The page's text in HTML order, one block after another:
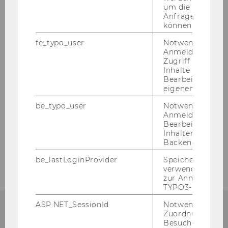
um die Antwort
Anfrage
können.
fe_typo_user
Notwendig für
Anmeldung und
Zugriff auf
Inhalte oder zur
Bearbeitung des
eigenen Profils.
be_typo_user
Notwendig für
Anmeldung und
Bearbeitung von
Inhalten im
Backend.
be_lastLoginProvider
Speichert die
verwendete
zur Anmeldung
TYPO3-Backend.
ASP.NET_SessionId
Notwendig, um
Zuordnung von
Besucher zu